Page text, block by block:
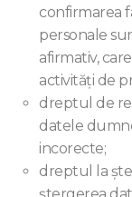
confirmarea
personale
afirmativ,
activităţi de
dreptul de
datele
incorecte;
dreptul la